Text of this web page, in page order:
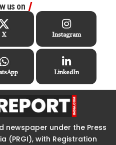
us on
X Instagram
LinkedIn
newspaper under the Press
(PRGI), with Registration